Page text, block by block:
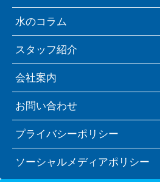
水のコラム
スタッフ紹介
会社案内
お問い合わせ
プライバシーポリシー
ソーシャルメディアポリシー